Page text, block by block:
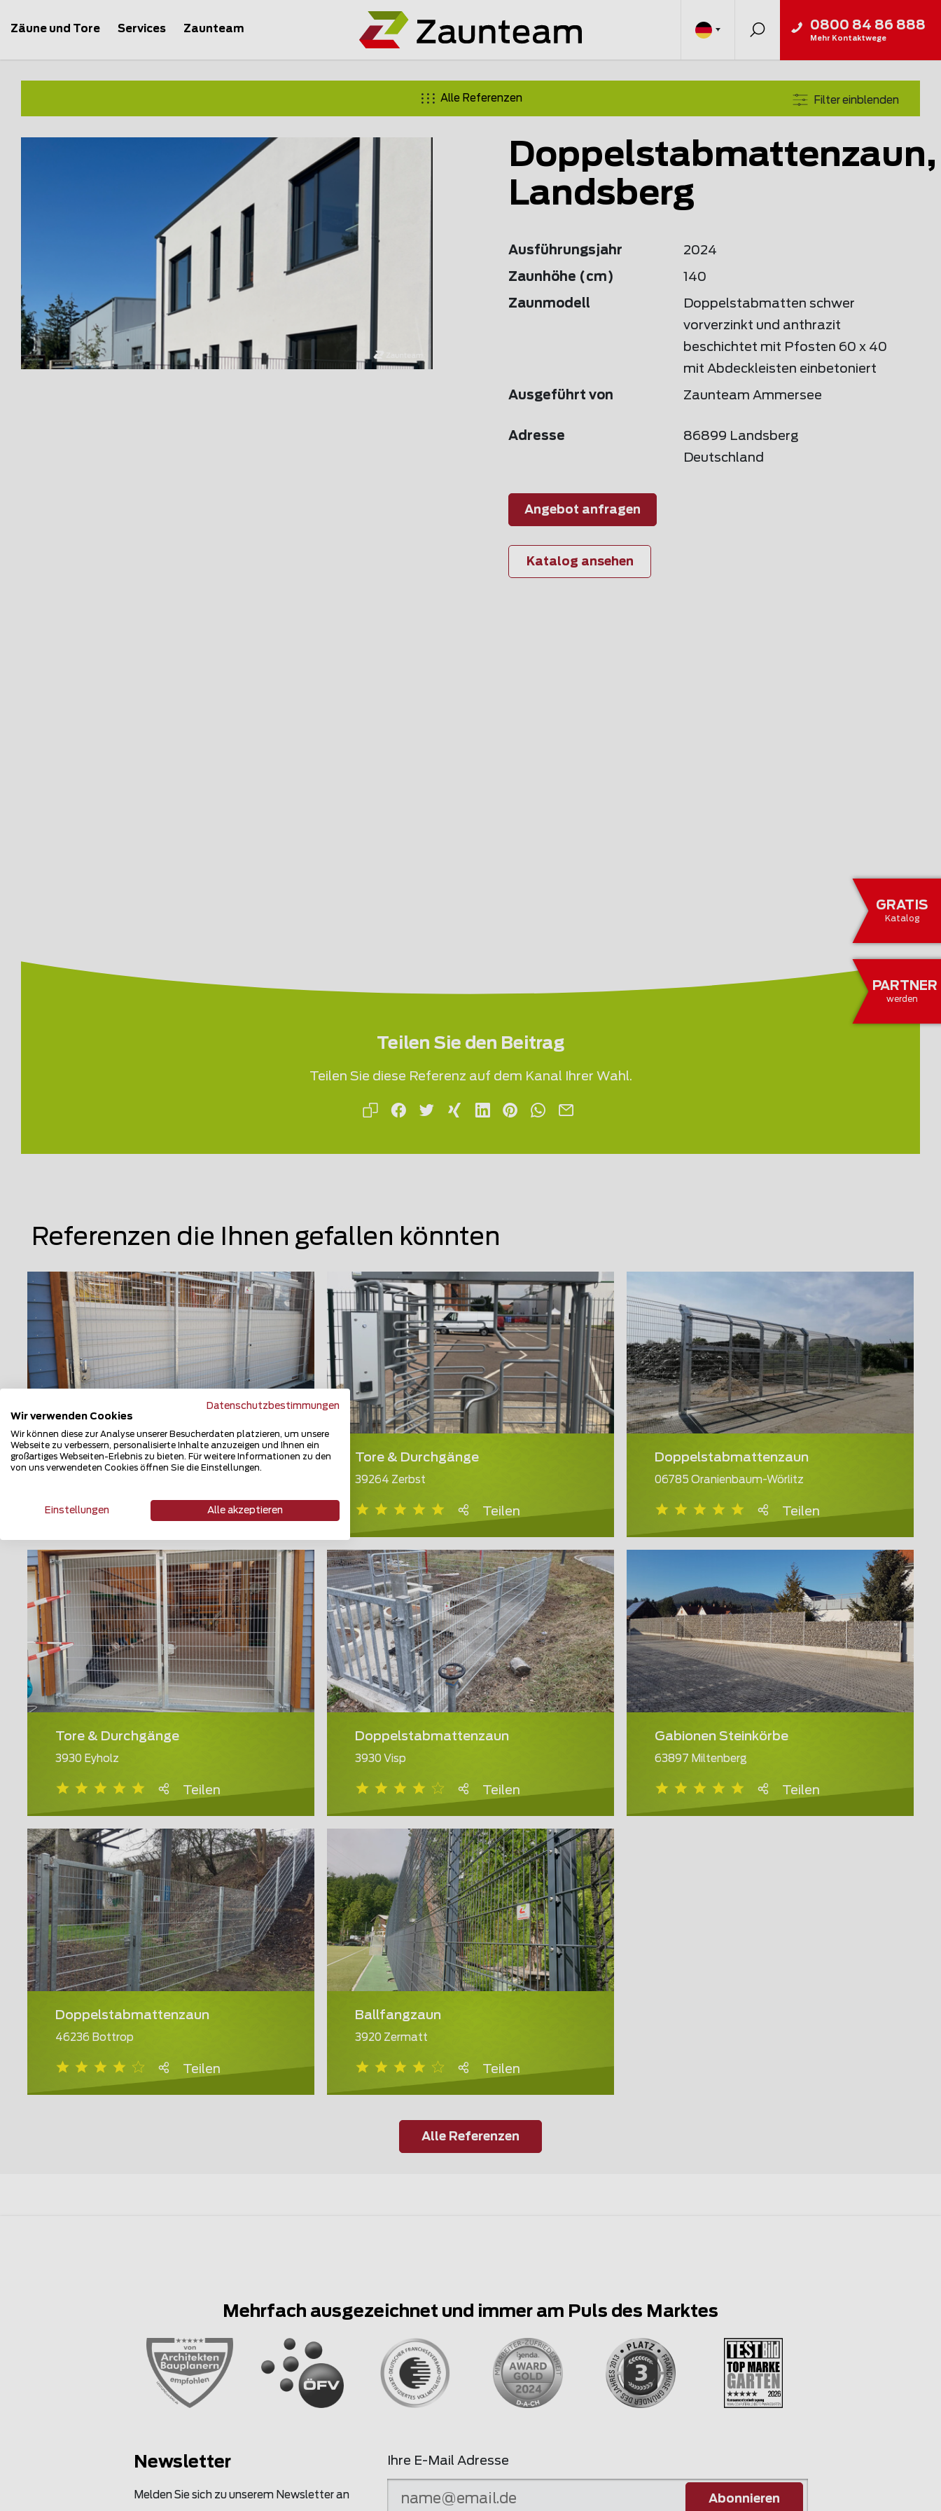
GRATIS
Katalog
PARTNER
werden
Zäune und Tore Services Zaunteam 0800 84 86 888
Mehr Kontaktwege
Alle Referenzen Filter einblenden
Doppelstabmattenzaun,
Landsberg
Ausführungsjahr 2024
Zaunhöhe (cm) 140
Zaunmodell
Doppelstabmatten schwer
vorverzinkt und anthrazit
beschichtet mit Pfosten 60 x 40
mit Abdeckleisten einbetoniert
Ausgeführt von Zaunteam Ammersee
Adresse
86899 Landsberg
Deutschland
Angebot anfragen
Katalog ansehen
Teilen Sie den Beitrag
Teilen Sie diese Referenz auf dem Kanal Ihrer Wahl.
Referenzen die Ihnen gefallen könnten
Automatische Tore
Teilen
Tore & Durchgänge
39264 Zerbst
Teilen
Doppelstabmattenzaun
06785 Oranienbaum-Wörlitz
Teilen
Tore & Durchgänge
3930 Eyholz
Teilen
Doppelstabmattenzaun
3930 Visp
Teilen
Gabionen Steinkörbe
63897 Miltenberg
Teilen
Doppelstabmattenzaun
46236 Bottrop
Teilen
Ballfangzaun
3920 Zermatt
Teilen
Alle Referenzen
Mehrfach ausgezeichnet und immer am Puls des Marktes
Newsletter
Melden Sie sich zu unserem Newsletter an
Ihre E-Mail Adresse
Abonnieren
Datenschutzbestimmungen
Wir verwenden Cookies
Wir können diese zur Analyse unserer Besucherdaten platzieren, um unsere
Webseite zu verbessern, personalisierte Inhalte anzuzeigen und Ihnen ein
großartiges Webseiten-Erlebnis zu bieten. Für weitere Informationen zu den
von uns verwendeten Cookies öffnen Sie die Einstellungen.
Einstellungen Alle akzeptieren